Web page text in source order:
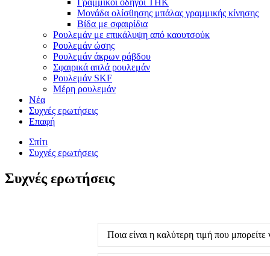
Γραμμικοί οδηγοί THK
Μονάδα ολίσθησης μπάλας γραμμικής κίνησης
Βίδα με σφαιρίδια
Ρουλεμάν με επικάλυψη από καουτσούκ
Ρουλεμάν ώσης
Ρουλεμάν άκρων ράβδου
Σφαιρικά απλά ρουλεμάν
Ρουλεμάν SKF
Μέρη ρουλεμάν
Νέα
Συχνές ερωτήσεις
Επαφή
Σπίτι
Συχνές ερωτήσεις
Συχνές ερωτήσεις
Ποια είναι η καλύτερη τιμή που